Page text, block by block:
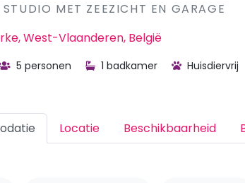
STUDIO MET ZEEZICHT EN GARAGE
West-Vlaanderen, België
5 personen 1 badkamer Huisdiervrij
Locatie Beschikbaarheid